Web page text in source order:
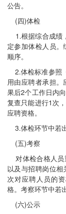
公告。
(四)体检
1.根据综合成绩
定参加体检人员
顺序。
2.体检标准参照
用由应聘者承担
果后2个工作日内
复查只能进行1次
应聘资格。
3.体检环节中若
(五)考察
对体检合格人员
以及与招聘岗位
次对应聘人员的
格。考察环节中若
(六)公示